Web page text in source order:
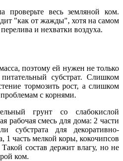
проверьте весь земляной ком.
"как от жажды", хотя на самом
и нехватки воздуха.
поэтому ей нужен не только
субстрат. Слишком
тормозить рост, а слишком
с корнями.
грунт со слабокислой
рабочая смесь для дома: 2 части
субстрата для декоративно-
1 часть мелкой коры, кокочипсов
состав держит влагу, но не
ком.